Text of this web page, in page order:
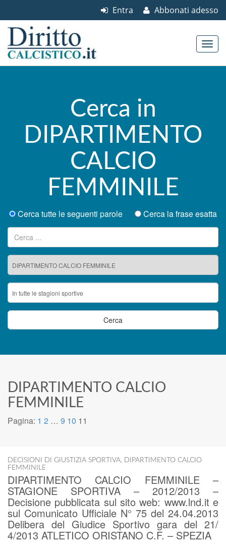
Abbonati adesso
Entra
Cerca in
DIPARTIMENTO
CALCIO
FEMMINILE
Cerca tutte le seguenti parole
Cerca la frase esatta
Ricerca per:
DIPARTIMENTO CALCIO
FEMMINILE
Pagina: 1 2 … 9 10 11
DECISIONI DI GIUSTIZIA SPORTIVA, DIPARTIMENTO CALCIO
FEMMINILE
DIPARTIMENTO CALCIO FEMMINILE –
STAGIONE SPORTIVA – 2012/2013 –
Decisione pubblicata sul sito web: www.lnd.it e
sul Comunicato Ufficiale N° 75 del 24.04.2013
Delibera del Giudice Sportivo gara del 21/
4/2013 ATLETICO ORISTANO C.F. – SPEZIA